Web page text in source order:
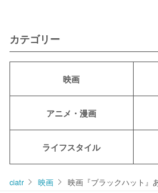
カテゴリー
映画
アニメ・漫画
ライフスタイル
ciatr 映画 映画『ブラックハット』